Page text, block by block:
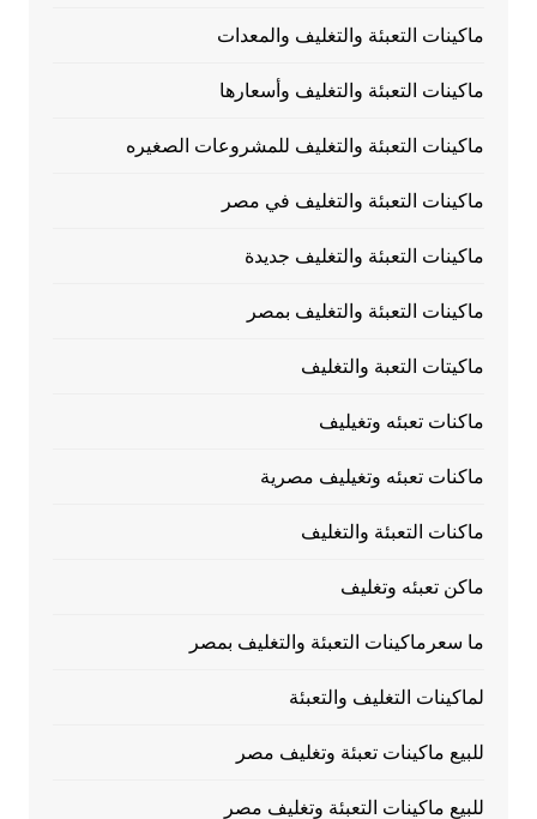
ماكينات التعبئة والتغليف والمعدات
ماكينات التعبئة والتغليف وأسعارها
ماكينات التعبئة والتغليف للمشروعات الصغيره
ماكينات التعبئة والتغليف في مصر
ماكينات التعبئة والتغليف جديدة
ماكينات التعبئة والتغليف بمصر
ماكيتات التعبة والتغليف
ماكنات تعبئه وتغيليف
ماكنات تعبئه وتغيليف مصرية
ماكنات التعبئة والتغليف
ماكن تعبئه وتغليف
ما سعرماكينات التعبئة والتغليف بمصر
لماكينات التغليف والتعبئة
للبيع ماكينات تعبئة وتغليف مصر
للبيع ماكينات التعبئة وتغليف مصر